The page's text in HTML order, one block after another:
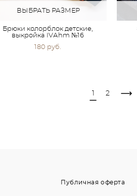
ВЫБРАТЬ РАЗМЕР
Брюки колорблок детские,
выкройка IVАhm №16
180 pуб.
2
Публичная оферта